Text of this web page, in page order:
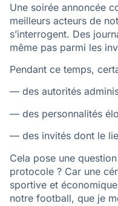
Une soirée annoncée
meilleurs acteurs de
s’interrogent. Des
même pas parmi les
Pendant ce temps,
— des autorités
— des personnalités
— des invités dont le
Cela pose une
protocole ? Car une
sportive et
notre football, que je